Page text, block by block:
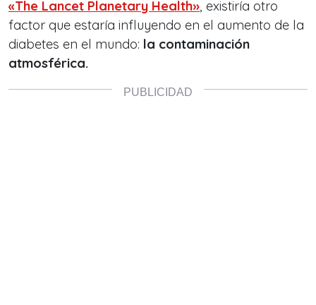
«The Lancet Planetary Health», existiría otro
factor que estaría influyendo en el aumento de la
diabetes en el mundo: la contaminación
atmosférica.